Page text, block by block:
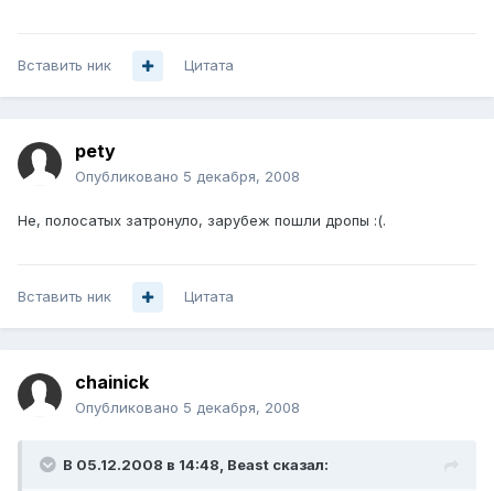
Вставить ник Цитата
pety
Опубликовано 5 декабря, 2008
Не, полосатых затронуло, зарубеж пошли дропы :(.
Вставить ник Цитата
chainick
Опубликовано 5 декабря, 2008
В 05.12.2008 в 14:48, Beast сказал: